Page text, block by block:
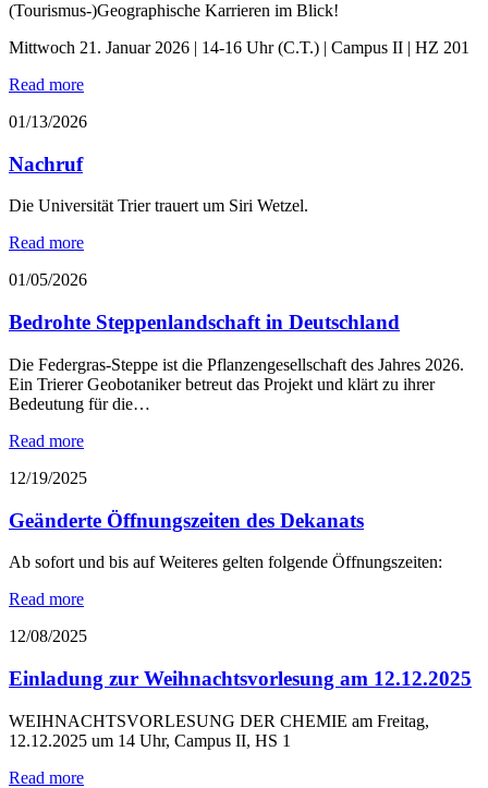
(Tourismus-)Geographische Karrieren im Blick!
Mittwoch 21. Januar 2026 | 14-16 Uhr (C.T.) | Campus II | HZ 201
Read more
01/13/2026
Nachruf
Die Universität Trier trauert um Siri Wetzel.
Read more
01/05/2026
Bedrohte Steppenlandschaft in Deutschland
Die Federgras-Steppe ist die Pflanzengesellschaft des Jahres 2026.
Ein Trierer Geobotaniker betreut das Projekt und klärt zu ihrer
Bedeutung für die…
Read more
12/19/2025
Geänderte Öffnungszeiten des Dekanats
Ab sofort und bis auf Weiteres gelten folgende Öffnungszeiten:
Read more
12/08/2025
Einladung zur Weihnachtsvorlesung am 12.12.2025
WEIHNACHTSVORLESUNG DER CHEMIE am Freitag,
12.12.2025 um 14 Uhr, Campus II, HS 1
Read more